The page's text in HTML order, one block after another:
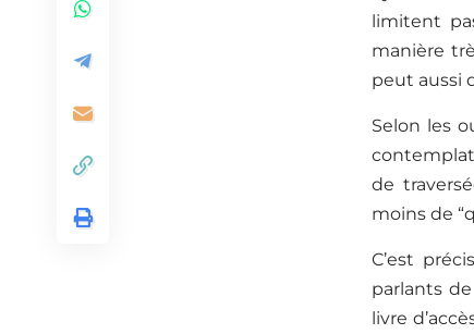
limitent
manière
peut aussi
Selon les
de
moins de
C’est
parlants
livre